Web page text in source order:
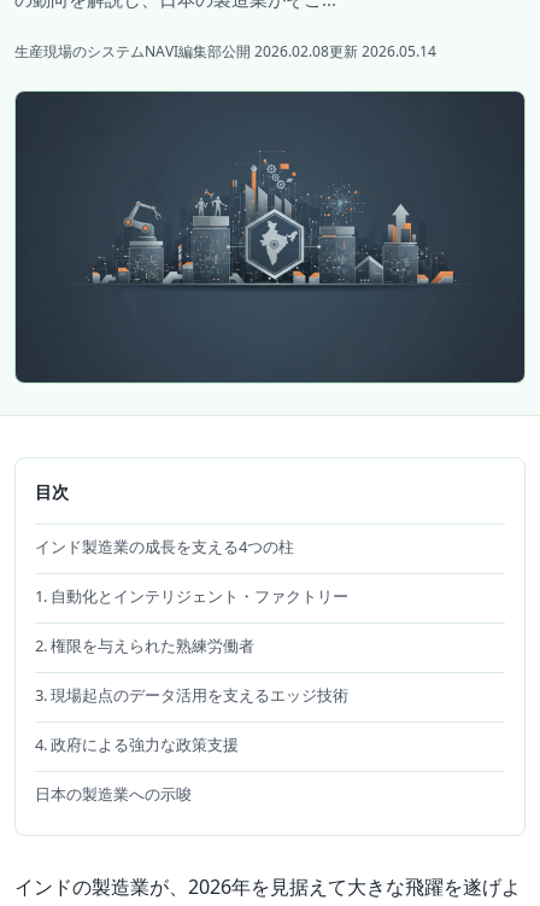
生産現場のシステムNAVI編集部公開 2026.02.08更新 2026.05.14
目次
インド製造業の成長を支える4つの柱
1. 自動化とインテリジェント・ファクトリー
2. 権限を与えられた熟練労働者
3. 現場起点のデータ活用を支えるエッジ技術
4. 政府による強力な政策支援
日本の製造業への示唆
インドの製造業が、2026年を見据えて大きな飛躍を遂げよ